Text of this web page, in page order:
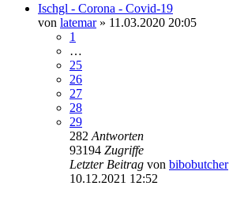
Ischgl - Corona - Covid-19
von latemar» 11.03.2020 20:05
1
…
25
26
27
28
29
282 Antworten
93194 Zugriffe
Letzter Beitrag von bibobutcher
10.12.2021 12:52